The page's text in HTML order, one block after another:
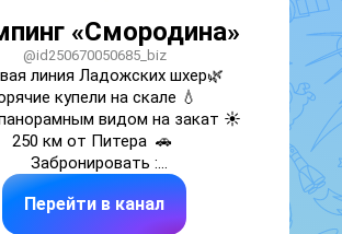
«Смородина»
@id250670050685_biz
линия Ладожских шхер🌿
купели на скале 💧
видом на закат ☀️
250 км от Питера  🚗
Забронировать :
Smorodina.camp
Перейти в канал